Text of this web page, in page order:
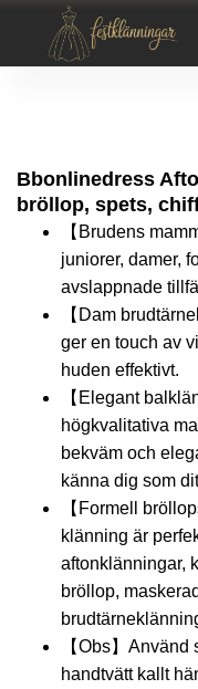
Bbonlinedress
bröllop, spets,
【Brudens
juniorer, damer,
avslappnade
【Dam
ger en touch av
huden effektivt.
【Elegant
högkvalitativa
bekväm och
känna dig som
【Formell
klänning är
aftonklänningar,
bröllop,
【Obs】
handtvätt kallt